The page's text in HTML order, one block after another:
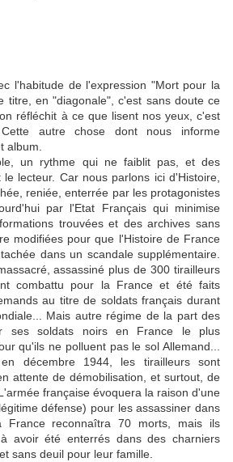
l'habitude de l'expression "Mort pour la
titre, en "diagonale", c'est sans doute ce
réfléchit à ce que lisent nos yeux, c'est
autre chose dont nous informe
album.
un rythme qui ne faiblit pas, et des
lecteur. Car nous parlons ici d'Histoire,
reniée, enterrée par les protagonistes
par l'Etat Français qui minimise
trouvées et des archives sans
modifiées pour que l'Histoire de France
dans un scandale supplémentaire.
assassiné plus de 300 tirailleurs
combattu pour la France et été faits
au titre de soldats français durant
Mais autre régime de la part des
ses soldats noirs en France le plus
qu'ils ne polluent pas le sol Allemand...
décembre 1944, les tirailleurs sont
attente de démobilisation, et surtout, de
française évoquera la raison d'une
défense) pour les assassiner dans
reconnaîtra 70 morts, mais ils
avoir été enterrés dans des charniers
sans deuil pour leur famille.